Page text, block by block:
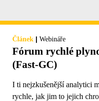
Článek | Webináře
Fórum rychlé
(Fast-GC)
I ti nejzkušenější analytici
rychle, jak jim to jejich